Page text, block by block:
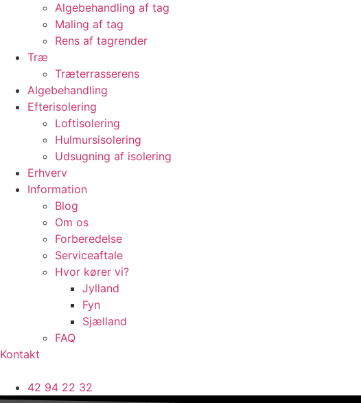
Algebehandling af tag
Maling af tag
Rens af tagrender
Træ
Træterrasserens
Algebehandling
Efterisolering
Loftisolering
Hulmursisolering
Udsugning af isolering
Erhverv
Information
Blog
Om os
Forberedelse
Serviceaftale
Hvor kører vi?
Jylland
Fyn
Sjælland
FAQ
Kontakt
42 94 22 32